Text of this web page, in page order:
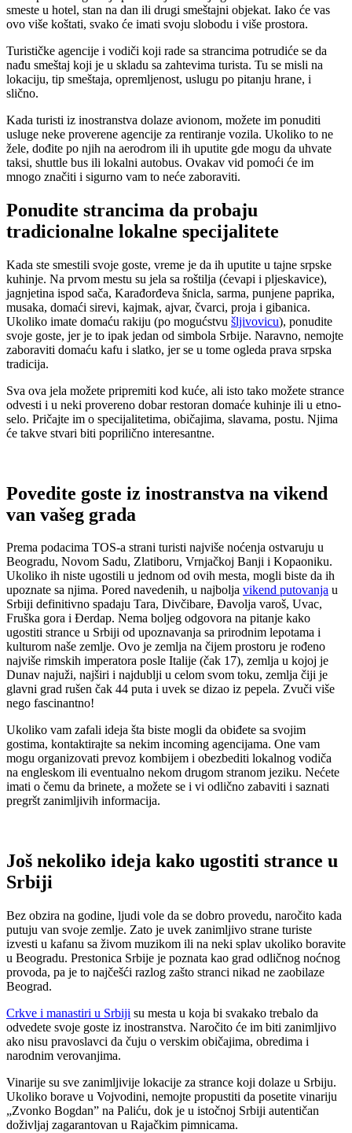
smeste u hotel, stan na dan ili drugi smeštajni objekat. Iako će vas
ovo više koštati, svako će imati svoju slobodu i više prostora.
Turističke agencije i vodiči koji rade sa strancima potrudiće se da
nađu smeštaj koji je u skladu sa zahtevima turista. Tu se misli na
lokaciju, tip smeštaja, opremljenost, uslugu po pitanju hrane, i
slično.
Kada turisti iz inostranstva dolaze avionom, možete im ponuditi
usluge neke proverene agencije za rentiranje vozila. Ukoliko to ne
žele, dođite po njih na aerodrom ili ih uputite gde mogu da uhvate
taksi, shuttle bus ili lokalni autobus. Ovakav vid pomoći će im
mnogo značiti i sigurno vam to neće zaboraviti.
Ponudite strancima da probaju
tradicionalne lokalne specijalitete
Kada ste smestili svoje goste, vreme je da ih uputite u tajne srpske
kuhinje. Na prvom mestu su jela sa roštilja (ćevapi i pljeskavice),
jagnjetina ispod sača, Karađorđeva šnicla, sarma, punjene paprika,
musaka, domaći sirevi, kajmak, ajvar, čvarci, proja i gibanica.
Ukoliko imate domaću rakiju (po mogućstvu šljivovicu), ponudite
svoje goste, jer je to ipak jedan od simbola Srbije. Naravno, nemojte
zaboraviti domaću kafu i slatko, jer se u tome ogleda prava srpska
tradicija.
Sva ova jela možete pripremiti kod kuće, ali isto tako možete strance
odvesti i u neki provereno dobar restoran domaće kuhinje ili u etno-
selo. Pričajte im o specijalitetima, običajima, slavama, postu. Njima
će takve stvari biti poprilično interesantne.
Povedite goste iz inostranstva na vikend
van vašeg grada
Prema podacima TOS-a strani turisti najviše noćenja ostvaruju u
Beogradu, Novom Sadu, Zlatiboru, Vrnjačkoj Banji i Kopaoniku.
Ukoliko ih niste ugostili u jednom od ovih mesta, mogli biste da ih
upoznate sa njima. Pored navedenih, u najbolja vikend putovanja u
Srbiji definitivno spadaju Tara, Divčibare, Đavolja varoš, Uvac,
Fruška gora i Đerdap. Nema boljeg odgovora na pitanje kako
ugostiti strance u Srbiji od upoznavanja sa prirodnim lepotama i
kulturom naše zemlje. Ovo je zemlja na čijem prostoru je rođeno
najviše rimskih imperatora posle Italije (čak 17), zemlja u kojoj je
Dunav najuži, najširi i najdublji u celom svom toku, zemlja čiji je
glavni grad rušen čak 44 puta i uvek se dizao iz pepela. Zvuči više
nego fascinantno!
Ukoliko vam zafali ideja šta biste mogli da obiđete sa svojim
gostima, kontaktirajte sa nekim incoming agencijama. One vam
mogu organizovati prevoz kombijem i obezbediti lokalnog vodiča
na engleskom ili eventualno nekom drugom stranom jeziku. Nećete
imati o čemu da brinete, a možete se i vi odlično zabaviti i saznati
pregršt zanimljivih informacija.
Još nekoliko ideja kako ugostiti strance u
Srbiji
Bez obzira na godine, ljudi vole da se dobro provedu, naročito kada
putuju van svoje zemlje. Zato je uvek zanimljivo strane turiste
izvesti u kafanu sa živom muzikom ili na neki splav ukoliko boravite
u Beogradu. Prestonica Srbije je poznata kao grad odličnog noćnog
provoda, pa je to najčešći razlog zašto stranci nikad ne zaobilaze
Beograd.
Crkve i manastiri u Srbiji su mesta u koja bi svakako trebalo da
odvedete svoje goste iz inostranstva. Naročito će im biti zanimljivo
ako nisu pravoslavci da čuju o verskim običajima, obredima i
narodnim verovanjima.
Vinarije su sve zanimljivije lokacije za strance koji dolaze u Srbiju.
Ukoliko borave u Vojvodini, nemojte propustiti da posetite vinariju
„Zvonko Bogdan” na Paliću, dok je u istočnoj Srbiji autentičan
doživljaj zagarantovan u Rajačkim pimnicama.